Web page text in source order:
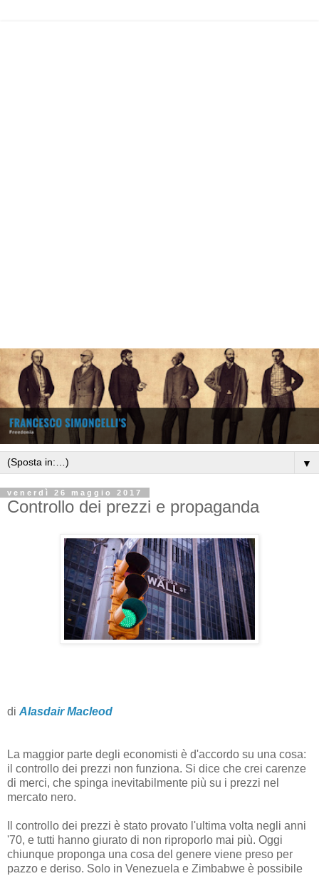
▼
venerdì 26 maggio 2017
Controllo dei prezzi e propaganda
di Alasdair Macleod
La maggior parte degli economisti è d'accordo su una cosa:
il controllo dei prezzi non funziona. Si dice che crei carenze
di merci, che spinga inevitabilmente più su i prezzi nel
mercato nero.
Il controllo dei prezzi è stato provato l'ultima volta negli anni
'70, e tutti hanno giurato di non riproporlo mai più. Oggi
chiunque proponga una cosa del genere viene preso per
pazzo e deriso. Solo in Venezuela e Zimbabwe è possibile